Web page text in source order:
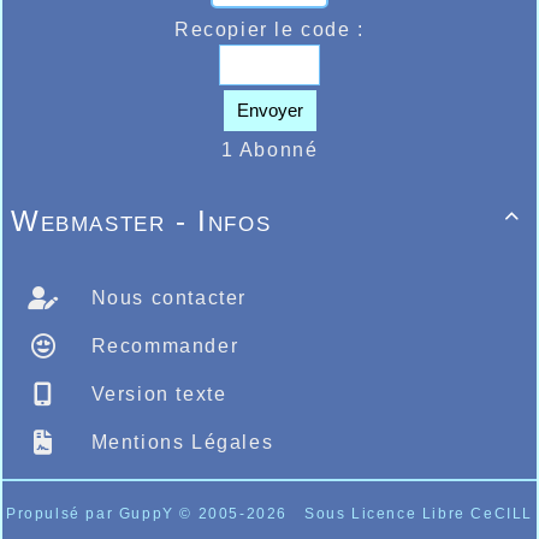
des jaunes et bleus chez les Kid’s
Les résultats ci-dessous :
ICI
Recopier le code :
Envoyer
1 Abonné

Webmaster - Infos
Nous contacter
Recommander
Version texte
Mentions Légales
Propulsé par GuppY© 2005-2026 Sous Licence Libre CeCILL